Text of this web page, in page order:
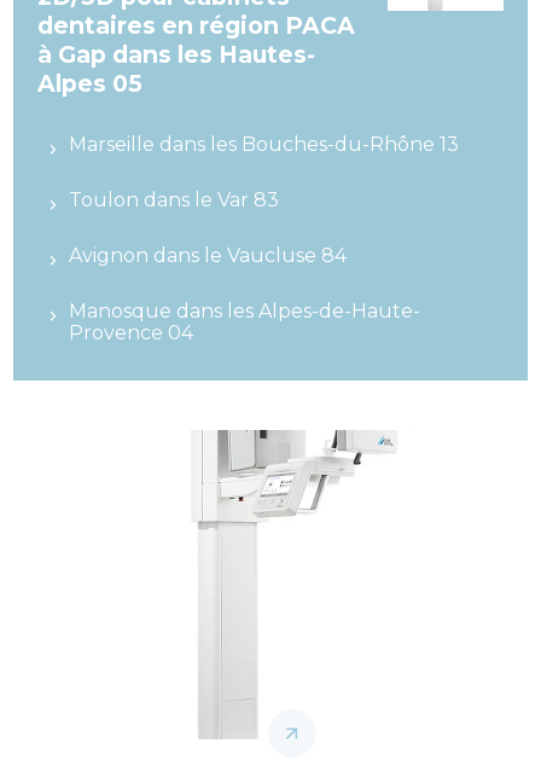
dentaires en région PACA
à Gap dans les Hautes-
Alpes 05
Marseille dans les Bouches-du-Rhône 13
Toulon dans le Var 83
Avignon dans le Vaucluse 84
Manosque dans les Alpes-de-Haute-
Provence 04